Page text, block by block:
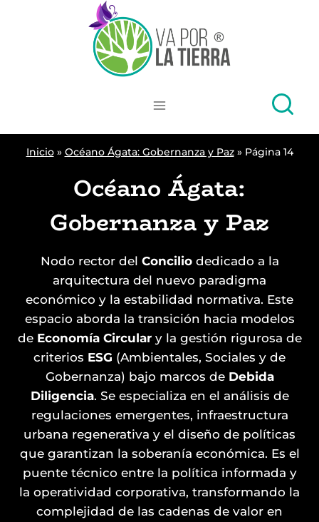
Inicio» Océano Ágata: Gobernanza y Paz» Página 14
Océano Ágata:
Gobernanza y Paz
Nodo rector del Conciliodedicado a la
arquitectura del nuevo paradigma
económico y la estabilidad normativa. Este
espacio aborda la transición hacia modelos
de Economía Circulary la gestión rigurosa de
criterios ESG (Ambientales, Sociales y de
Gobernanza) bajo marcos de Debida
Diligencia. Se especializa en el análisis de
regulaciones emergentes, infraestructura
urbana regenerativa y el diseño de políticas
que garantizan la soberanía económica. Es el
puente técnico entre la política informada y
la operatividad corporativa, transformando la
complejidad de las cadenas de valor en